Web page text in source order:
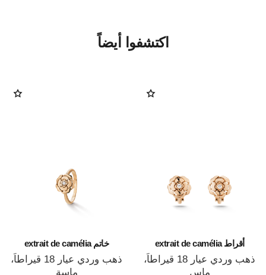
اكتشفوا أيضاً
أقراط extrait de camélia
ذهب وردي عيار 18 قيراطاً،
ماس
خاتم extrait de camélia
ذهب وردي عيار 18 قيراطاً،
ماسة